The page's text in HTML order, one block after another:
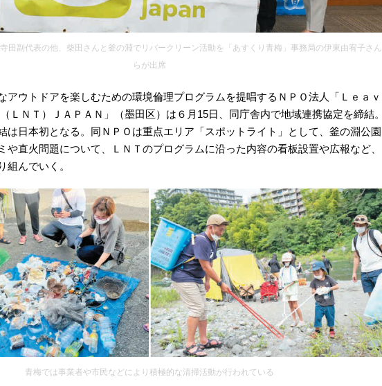
田副代表の他、柴田さんと釜の淵でリバークリーン活動を「あすくり青梅」事務局の伊東由宥子さん
らが出席
アウトドアを楽しむための環境倫理プログラムを提唱するＮＰＯ法人「Ｌｅａｖ
ＬＮＴ）ＪＡＰＡＮ」（墨田区）は６月15日、同庁舎内で地域連携協定を締結。
は日本初となる。同ＮＰＯは重点エリア「スポットライト」として、釜の淵公園
や直火問題について、ＬＮＴのプログラムに沿った内容の看板設置や広報など、
組んでいく。
青梅では事業者や市民などにより積極的な清掃活動が行われている